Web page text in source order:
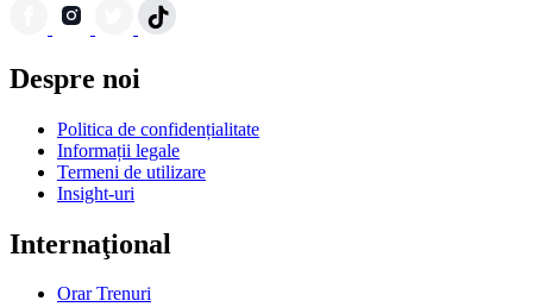
Despre noi
Politica de confidențialitate
Informații legale
Termeni de utilizare
Insight-uri
Internaţional
Orar Trenuri